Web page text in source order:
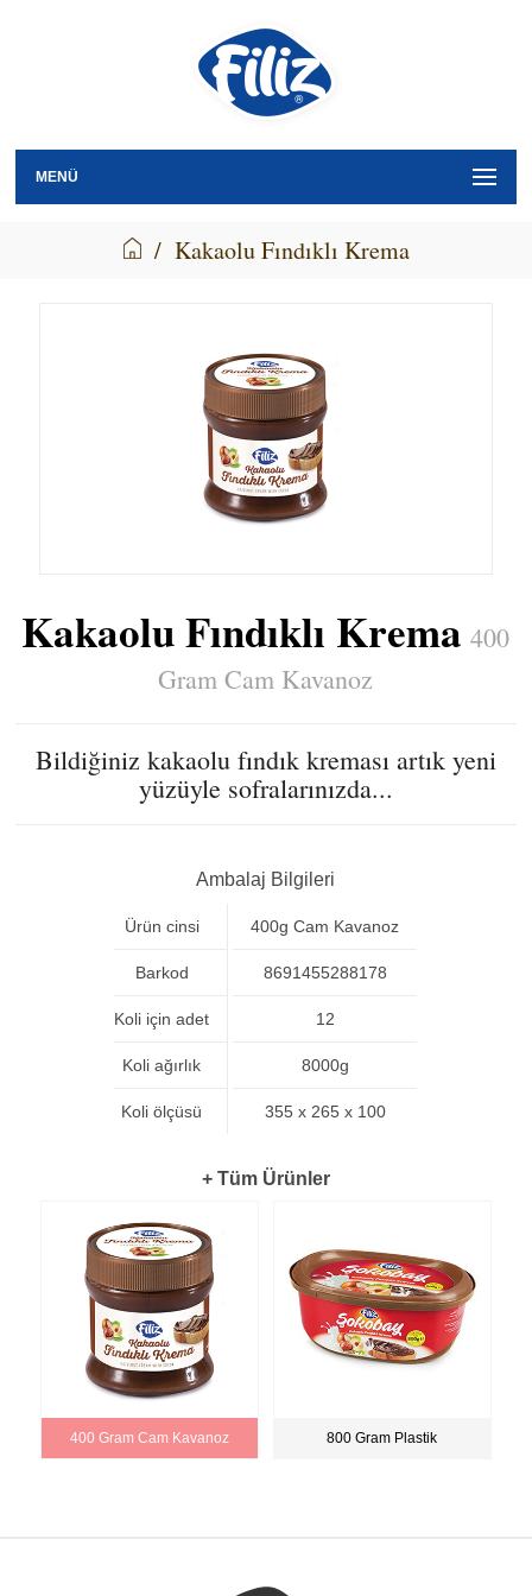
MENÜ
/ Kakaolu Fındıklı Krema
Kakaolu Fındıklı Krema 400
Gram Cam Kavanoz
Bildiğiniz kakaolu fındık kreması artık yeni
yüzüyle sofralarınızda...
Ambalaj Bilgileri
Ürün cinsi
Barkod
Koli için adet
Koli ağırlık
Koli ölçüsü
400g Cam Kavanoz
8691455288178
12
8000g
355 x 265 x 100
+ Tüm Ürünler
400 Gram Cam Kavanoz 800 Gram Plastik